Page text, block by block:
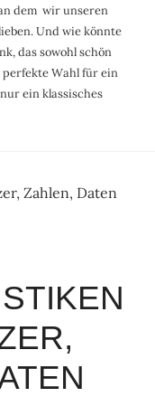
dem wir unseren
Und wie könnte
das sowohl schön
perfekte Wahl für ein
ein klassisches